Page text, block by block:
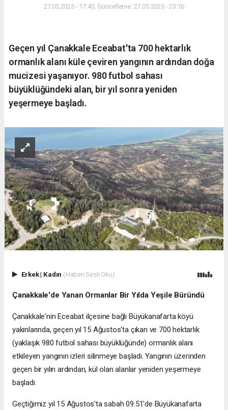
27.05.2025 - 17:43, Güncelleme: 27.05.2025 - 23:16
Geçen yıl Çanakkale Eceabat'ta 700 hektarlık
ormanlık alanı küle çeviren yangının ardından doğa
mucizesi yaşanıyor. 980 futbol sahası
büyüklüğündeki alan, bir yıl sonra yeniden
yeşermeye başladı.
Erkek| Kadın (Haberi Sesli Oku)
Çanakkale'de Yanan Ormanlar Bir Yılda Yeşile Büründü
Çanakkale'nin Eceabat ilçesine bağlı Büyükanafarta köyü
yakınlarında, geçen yıl 15 Ağustos'ta çıkan ve 700 hektarlık
(yaklaşık 980 futbol sahası büyüklüğünde) ormanlık alanı
etkileyen yangının izleri silinmeye başladı. Yangının üzerinden
geçen bir yılın ardından, kül olan alanlar yeniden yeşermeye
başladı.
Geçtiğimiz yıl 15 Ağustos'ta sabah 09.51'de Büyükanafarta